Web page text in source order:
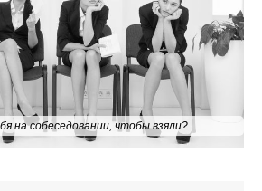
на собеседовании, чтобы взяли?